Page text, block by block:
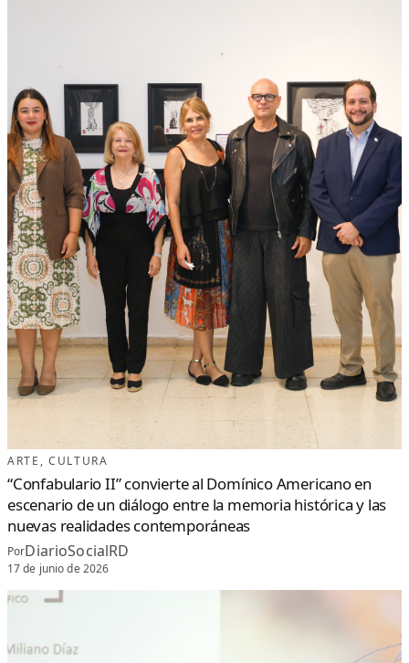
ARTE , CULTURA
“Confabulario II” convierte al Domínico Americano en
escenario de un diálogo entre la memoria histórica y las
nuevas realidades contemporáneas
PorDiarioSocialRD
17 de junio de 2026